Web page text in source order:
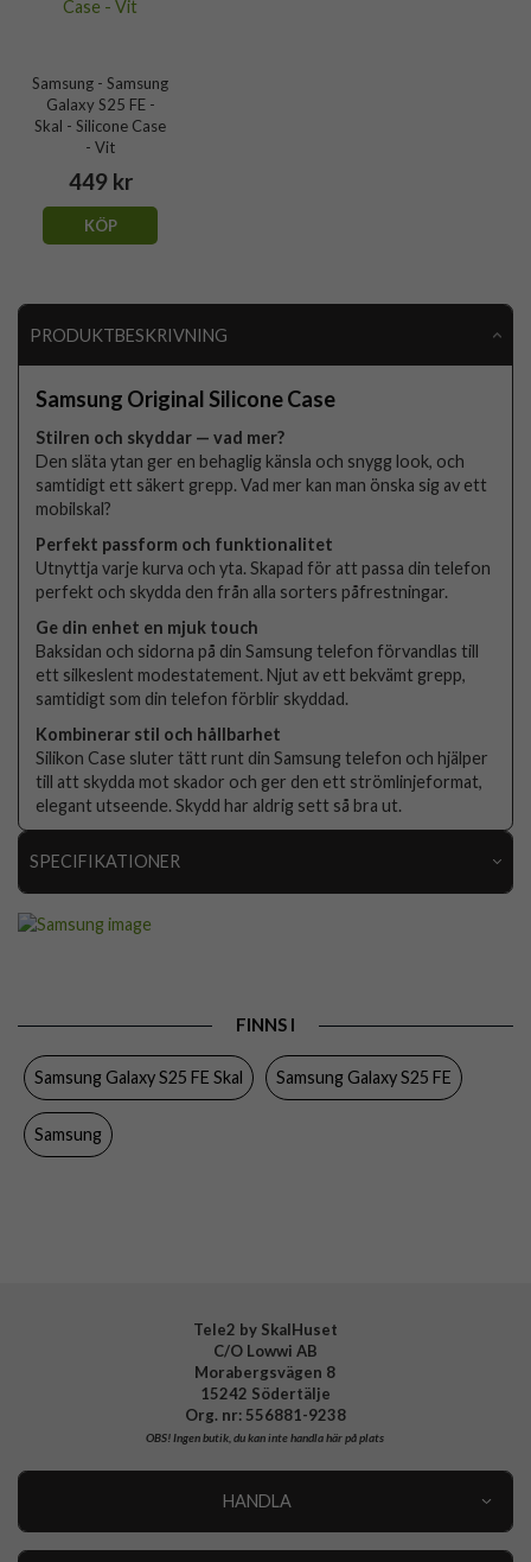
Samsung - Samsung
Galaxy S25 FE -
Skal - Silicone Case
- Vit
449 kr
KÖP
PRODUKTBESKRIVNING
Samsung Original Silicone Case
Stilren och skyddar — vad mer?
Den släta ytan ger en behaglig känsla och snygg look, och
samtidigt ett säkert grepp. Vad mer kan man önska sig av ett
mobilskal?
Perfekt passform och funktionalitet
Utnyttja varje kurva och yta. Skapad för att passa din telefon
perfekt och skydda den från alla sorters påfrestningar.
Ge din enhet en mjuk touch
Baksidan och sidorna på din Samsung telefon förvandlas till
ett silkeslent modestatement. Njut av ett bekvämt grepp,
samtidigt som din telefon förblir skyddad.
Kombinerar stil och hållbarhet
Silikon Case sluter tätt runt din Samsung telefon och hjälper
till att skydda mot skador och ger den ett strömlinjeformat,
elegant utseende. Skydd har aldrig sett så bra ut.
SPECIFIKATIONER
Trådlös laddning-kompatibel
Färg Svart
Material
Varumärke
FINNS I
Samsung Galaxy S25 FE Skal Samsung Galaxy S25 FE
Samsung
Tele2 by SkalHuset
C/O Lowwi AB
Morabergsvägen 8
15242 Södertälje
Org. nr: 556881-9238
OBS!Ingen butik, du kan inte handla här på plats
HANDLA